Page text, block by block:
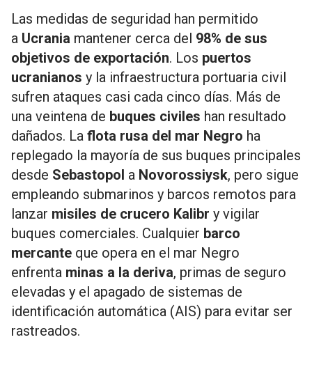
Las medidas de seguridad han permitido
a Ucrania mantener cerca del 98% de sus
objetivos de exportación. Los puertos
ucranianos y la infraestructura portuaria civil
sufren ataques casi cada cinco días. Más de
una veintena de buques civiles han resultado
dañados. La flota rusa del mar Negro ha
replegado la mayoría de sus buques principales
desde Sebastopol a Novorossiysk, pero sigue
empleando submarinos y barcos remotos para
lanzar misiles de crucero Kalibr y vigilar
buques comerciales. Cualquier barco
mercante que opera en el mar Negro
enfrenta minas a la deriva, primas de seguro
elevadas y el apagado de sistemas de
identificación automática (AIS) para evitar ser
rastreados.